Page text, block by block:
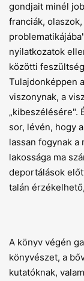
gondjait minél
franciák,
nyilatkozatok
közötti
Tulajdonképpen
viszonynak, a
„kibeszélésére".
sor, lévén, hogy
lassan fogynak a
lakossága ma
deportálások
talán
A könyv végén
könyvészet, a
kutatóknak,